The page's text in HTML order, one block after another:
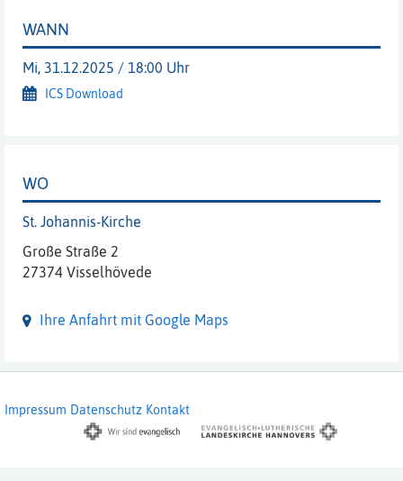
WANN
Mi, 31.12.2025 / 18:00 Uhr
ICS Download
WO
St. Johannis-Kirche
Große Straße 2
27374 Visselhövede
Ihre Anfahrt mit Google Maps
Impressum Datenschutz Kontakt